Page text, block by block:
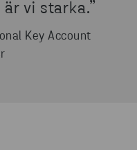
vi starka.”
Key Account